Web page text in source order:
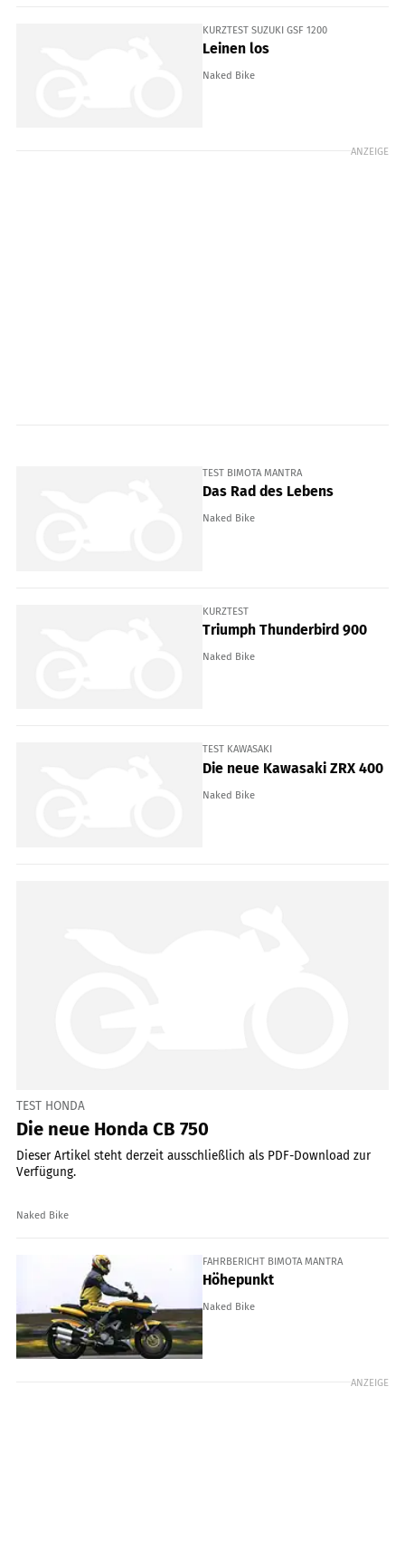
KURZTEST SUZUKI GSF 1200
Leinen los
Naked Bike
ANZEIGE
TEST BIMOTA MANTRA
Das Rad des Lebens
Naked Bike
KURZTEST
Triumph Thunderbird 900
Naked Bike
TEST KAWASAKI
Die neue Kawasaki ZRX 400
Naked Bike
TEST HONDA
Die neue Honda CB 750
Dieser Artikel steht derzeit ausschließlich als PDF-Download zur
Verfügung.
Naked Bike
FAHRBERICHT BIMOTA MANTRA
Höhepunkt
Naked Bike
ANZEIGE